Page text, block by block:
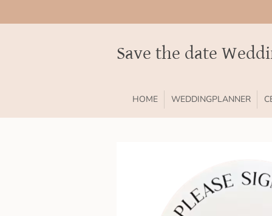
direct
Save the date
HOME WEDDINGPLANNER